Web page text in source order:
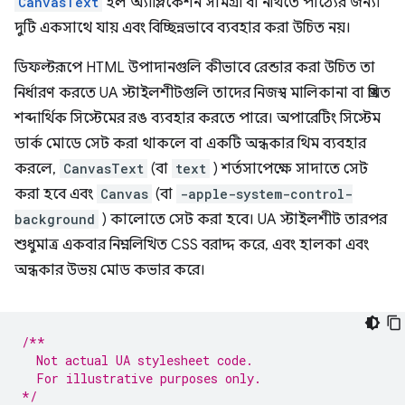
দুটি একসাথে যায় এবং বিচ্ছিন্নভাবে ব্যবহার করা উচিত নয়।
ডিফল্টরূপে HTML উপাদানগুলি কীভাবে রেন্ডার করা উচিত তা
নির্ধারণ করতে UA স্টাইলশীটগুলি তাদের নিজস্ব মালিকানা বা প্রমিত
শব্দার্থিক সিস্টেমের রঙ ব্যবহার করতে পারে। অপারেটিং সিস্টেম
ডার্ক মোডে সেট করা থাকলে বা একটি অন্ধকার থিম ব্যবহার
করলে, CanvasText (বা text ) শর্তসাপেক্ষে সাদাতে সেট
করা হবে এবং Canvas (বা -apple-system-control-
background ) কালোতে সেট করা হবে। UA স্টাইলশীট তারপর
শুধুমাত্র একবার নিম্নলিখিত CSS বরাদ্দ করে, এবং হালকা এবং
অন্ধকার উভয় মোড কভার করে।
/**
  Not actual UA stylesheet code.
  For illustrative purposes only.
*/